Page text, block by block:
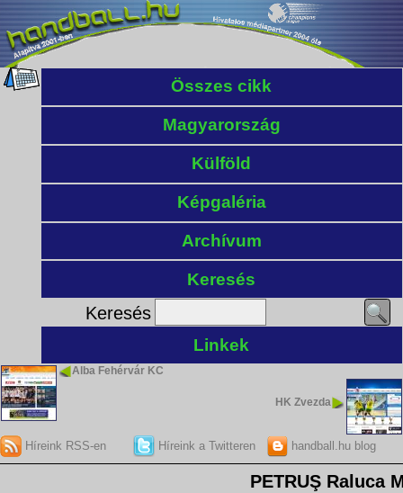
Összes cikk
Magyarország
Külföld
Képgaléria
Archívum
Keresés
Keresés
Linkek
Alba Fehérvár KC
HK Zvezda
Híreink RSS-en Híreink a Twitteren handball.hu blog
PETRUŞ Raluca